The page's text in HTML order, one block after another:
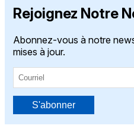
Rejoignez Notre
Abonnez-vous à notre
mises à jour.
S'abonner